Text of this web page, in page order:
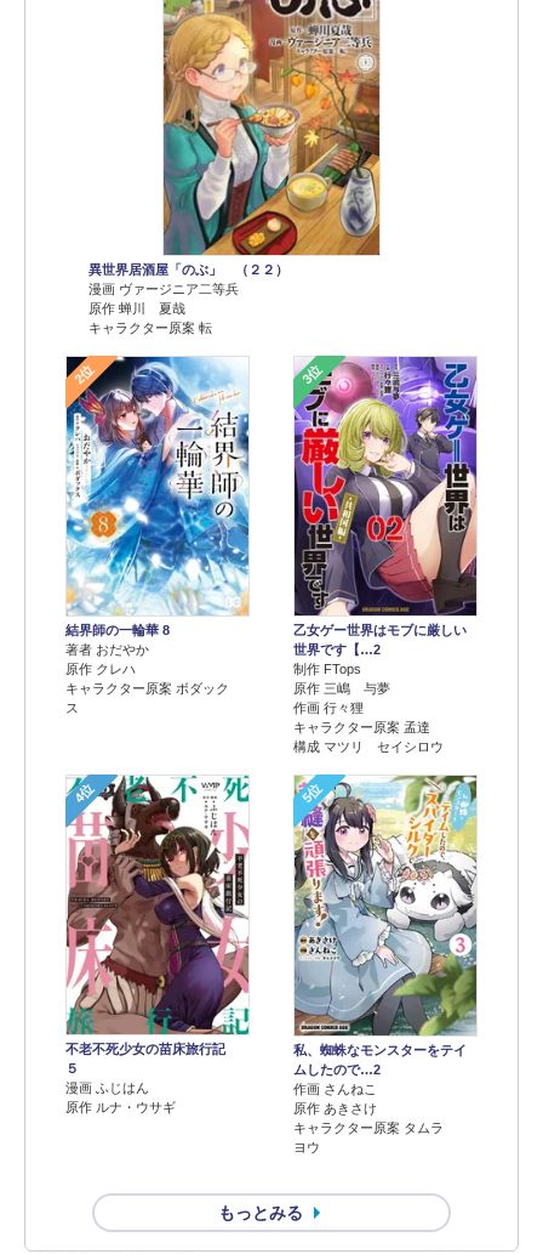
異世界居酒屋「のぶ」 （２２）
漫画 ヴァージニア二等兵
原作 蝉川 夏哉
キャラクター原案 転
2位
結界師の一輪華 8
著者 おだやか
原作 クレハ
キャラクター原案 ボダック
ス
3位
乙女ゲー世界はモブに厳しい
世界です【…2
制作 FTops
原作 三嶋 与夢
作画 行々狸
キャラクター原案 孟達
構成 マツリ セイシロウ
4位
不老不死少女の苗床旅行記
５
漫画 ふじはん
原作 ルナ・ウサギ
5位
私、蜘蛛なモンスターをテイ
ムしたので…2
作画 さんねこ
原作 あきさけ
キャラクター原案 タムラ
ヨウ
もっとみる